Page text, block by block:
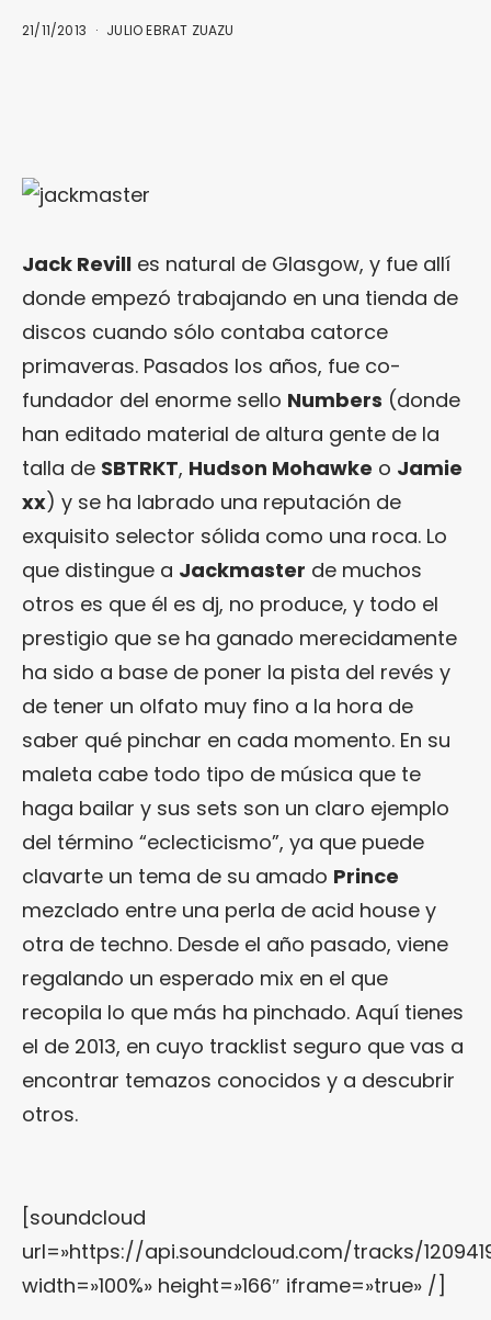
21/11/2013 JULIO EBRAT ZUAZU
Jack Revill es natural de Glasgow, y fue allí
donde empezó trabajando en una tienda de
discos cuando sólo contaba catorce
primaveras. Pasados los años, fue co-
fundador del enorme sello Numbers (donde
han editado material de altura gente de la
talla de SBTRKT, Hudson Mohawke o Jamie
xx) y se ha labrado una reputación de
exquisito selector sólida como una roca. Lo
que distingue a Jackmaster de muchos
otros es que él es dj, no produce, y todo el
prestigio que se ha ganado merecidamente
ha sido a base de poner la pista del revés y
de tener un olfato muy fino a la hora de
saber qué pinchar en cada momento. En su
maleta cabe todo tipo de música que te
haga bailar y sus sets son un claro ejemplo
del término “eclecticismo”, ya que puede
clavarte un tema de su amado Prince
mezclado entre una perla de acid house y
otra de techno. Desde el año pasado, viene
regalando un esperado mix en el que
recopila lo que más ha pinchado. Aquí tienes
el de 2013, en cuyo tracklist seguro que vas a
encontrar temazos conocidos y a descubrir
otros.
[soundcloud
url=»https://api.soundcloud.com/tracks/
width=»100%» height=»166″ iframe=»true» /]